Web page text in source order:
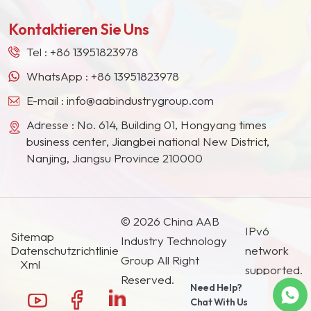
Südostasien, Japan, Südkorea und anderen
Ländern und Regionen geworden.
Kontaktieren Sie Uns
Tel : +86 13951823978
WhatsApp : +86 13951823978
E-mail : info@aabindustrygroup.com
Adresse : No. 614, Building 01, Hongyang times
business center, Jiangbei national New District,
Nanjing, Jiangsu Province 210000
Sitemap
Datenschutzrichtlinie
Xml
© 2026 China AAB
Industry Technology
Group All Right
Reserved.
IPv6
network
supported.
Need Help?
Chat With Us